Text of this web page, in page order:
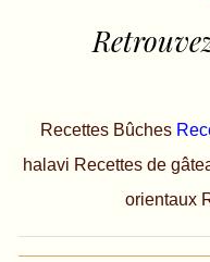
Recettes Bûches
halavi Recettes de
orientaux